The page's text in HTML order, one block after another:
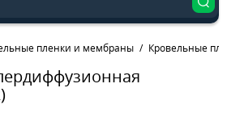
пленки и мембраны Кровельные